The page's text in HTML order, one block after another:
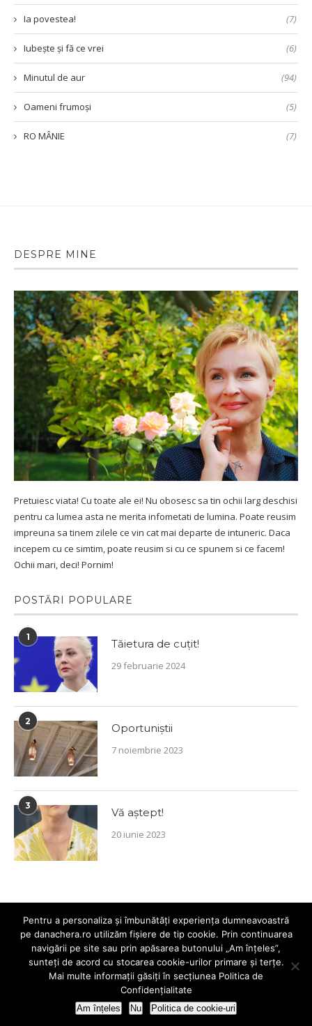
Ia povestea! (7)
Iubește și fă ce vrei (6)
Minutul de aur (94)
Oameni frumoși (5)
RO MÂNIE (7)
DESPRE MINE
Pretuiesc viata! Cu toate ale ei! Nu obosesc sa tin ochii larg deschisi
pentru ca lumea asta ne merita infometati de lumina. Poate reusim
impreuna sa tinem zilele ce vin cat mai departe de intuneric. Daca
incepem cu ce simtim, poate reusim si cu ce spunem si ce facem!
Ochii mari, deci! Pornim!
POSTĂRI POPULARE
1 Tăietura de cuțit!
29 februarie 2024
2 Oportuniștii
7 noiembrie 2023
3 Vă aștept!
20 iunie 2023
@2019 Dana Chera. Toate drepturile rezervate.
ÎNAPOI SUS
Pentru a personaliza și îmbunătăți experiența dumneavoastră
pe danachera.ro utilizăm fișiere de tip cookie. Prin continuarea
navigării pe site sau prin apăsarea butonului „Am înțeles”,
sunteți de acord cu stocarea cookie-urilor primare și terțe.
Mai multe informații găsiți în secțiunea Politica de
Confidențialitate
Am înțeles Nu Politica de cookie-uri